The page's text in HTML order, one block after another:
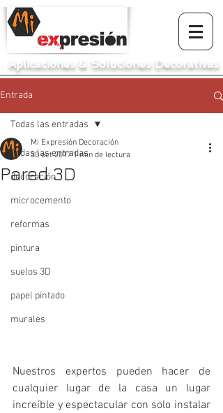
Aplicaciones & Soluciones Decorativas
Entrada
Todas las entradas
decoración
microcemento
reformas
pintura
suelos 3D
papel pintado
murales
Todas las entradas
Pared 3D
Mi Expresión Decoración
30 oct 2017 1 min de lectura
Nuestros expertos pueden hacer de
cualquier lugar de la casa un lugar
increíble y espectacular con solo instalar